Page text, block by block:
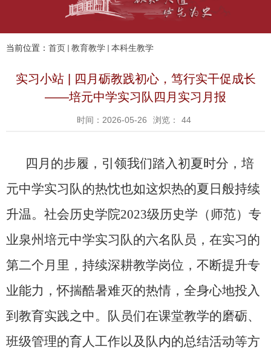
当前位置： 首页 教育教学 本科生教学
实习小站 | 四月砺教践初心，笃行实干促成长
——培元中学实习队四月实习月报
时间：2026-05-26 浏览： 44
四月的步履，引领我们踏入初夏时分，培
元中学实习队的热忱也如这炽热的夏日般持续
升温。社会历史学院2023级历史学（师范）专
业泉州培元中学实习队的六名队员，在实习的
第二个月里，持续深耕教学岗位，不断提升专
业能力，怀揣酷暑难灭的热情，全身心地投入
到教育实践之中。队员们在课堂教学的磨砺、
班级管理的育人工作以及队内的总结活动等方